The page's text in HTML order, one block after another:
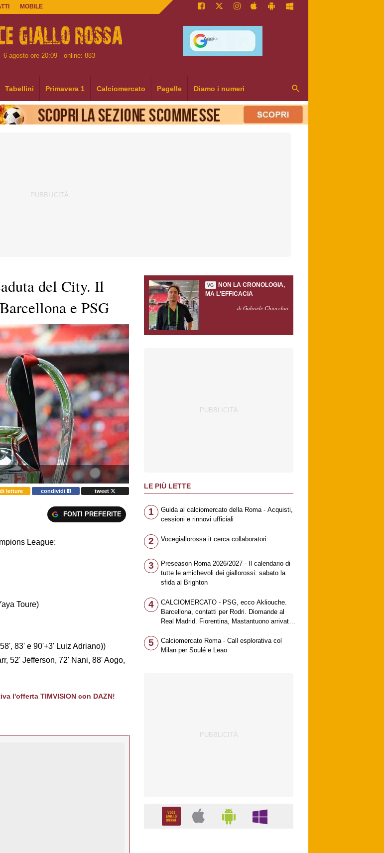
MOBILE
6 agosto ore 20:09 online: 883
Tabellini Primavera 1 Calciomercato Pagelle Diamo i numeri
del City. Il
e PSG
letture condividi tweet
FONTI PREFERITE
League:
Toure)
83' e 90'+3' Luiz Adriano))
52' Jefferson, 72' Nani, 88' Aogo,
l'offerta TIMVISION con DAZN!
VG
NON LA CRONOLOGIA,
MA L'EFFICACIA
di Gabriele Chiocchio
LE PIÙ LETTE
1
Guida al calciomercato della Roma - Acquisti,
cessioni e rinnovi ufficiali
2 Vocegiallorossa.it cerca collaboratori
3
Preseason Roma 2026/2027 - Il calendario di
tutte le amichevoli dei giallorossi: sabato la
sfida al Brighton
4
CALCIOMERCATO - PSG, ecco Akliouche.
Barcellona, contatti per Rodri. Diomande al
Real Madrid. Fiorentina, Mastantuono arrivato
5
Calciomercato Roma - Call esplorativa col
Milan per Soulé e Leao